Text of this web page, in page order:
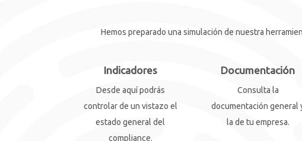
Hemos preparado una simulación de nuestra
Indicadores
Desde aquí podrás
controlar de un vistazo el
estado general del
compliance.
Documentación
Consulta la
documentación general
la de tu empresa.